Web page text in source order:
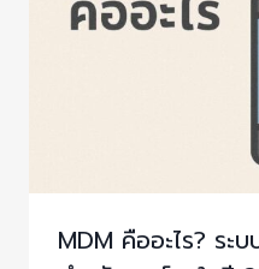
MDM คืออะไร? ร